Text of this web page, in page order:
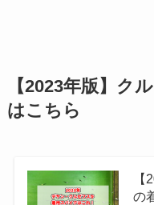
【2023年版】ク
はこちら
の